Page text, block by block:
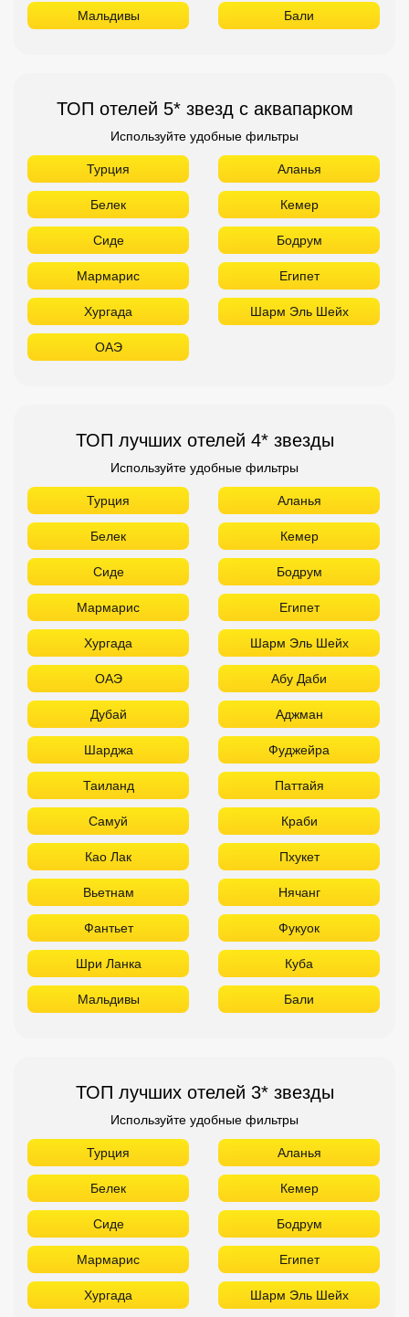
Мальдивы Бали
ТОП отелей 5* звезд с аквапарком
Используйте удобные фильтры
Турция Аланья
Белек Кемер
Сиде Бодрум
Мармарис Египет
Хургада Шарм Эль Шейх
ОАЭ
ТОП лучших отелей 4* звезды
Используйте удобные фильтры
Турция Аланья
Белек Кемер
Сиде Бодрум
Мармарис Египет
Хургада Шарм Эль Шейх
ОАЭ Абу Даби
Дубай Аджман
Шарджа Фуджейра
Таиланд Паттайя
Самуй Краби
Као Лак Пхукет
Вьетнам Нячанг
Фантьет Фукуок
Шри Ланка Куба
Мальдивы Бали
ТОП лучших отелей 3* звезды
Используйте удобные фильтры
Турция Аланья
Белек Кемер
Сиде Бодрум
Мармарис Египет
Хургада Шарм Эль Шейх